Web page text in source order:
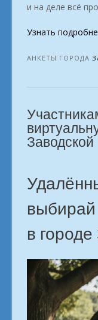
и на деле всё
Узнать
АНКЕТЫ ГОРОДА
Заводской
в